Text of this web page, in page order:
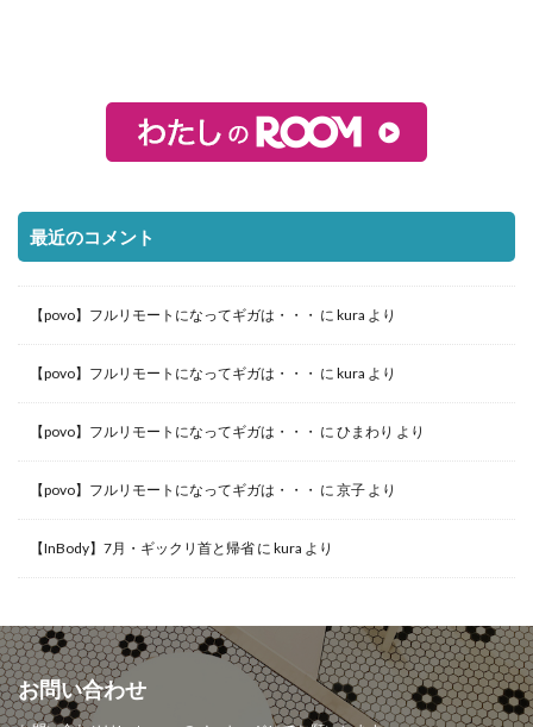
最近のコメント
【povo】フルリモートになってギガは・・・ に kura より
【povo】フルリモートになってギガは・・・ に kura より
【povo】フルリモートになってギガは・・・ に ひまわり より
【povo】フルリモートになってギガは・・・ に 京子 より
【InBody】7月・ギックリ首と帰省 に kura より
お問い合わせ